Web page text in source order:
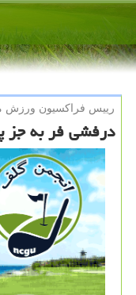
رییس فراكسیون
درفشی فر به جز